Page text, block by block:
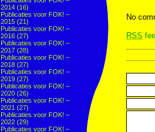
2014 (16)
Publicaties voor FOK! –
2015 (21)
Publicaties voor FOK! –
2016 (27)
Publicaties voor FOK! –
2017 (28)
Publicaties voor FOK! –
2018 (27)
Publicaties voor FOK! –
2019 (27)
Publicaties voor FOK! –
2020 (26)
Publicaties voor FOK! –
2021 (27)
Publicaties voor FOK! –
2022 (29)
Publicaties voor FOK! –
No
RSS